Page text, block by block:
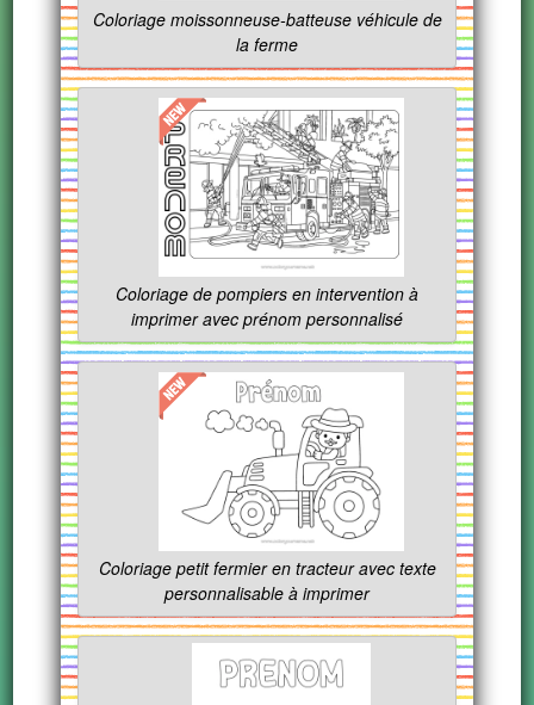
Coloriage moissonneuse-batteuse véhicule de
la ferme
Coloriage de pompiers en intervention à
imprimer avec prénom personnalisé
Coloriage petit fermier en tracteur avec texte
personnalisable à imprimer